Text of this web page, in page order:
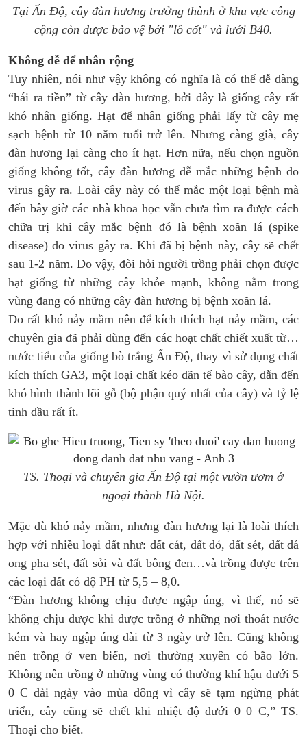
Tại Ấn Độ, cây đàn hương trưởng thành ở khu vực công
cộng còn được bảo vệ bởi "lô cốt" và lưới B40.
Không dễ để nhân rộng
Tuy nhiên, nói như vậy không có nghĩa là có thể dễ dàng
“hái ra tiền” từ cây đàn hương, bởi đây là giống cây rất
khó nhân giống. Hạt để nhân giống phải lấy từ cây mẹ
sạch bệnh từ 10 năm tuổi trở lên. Nhưng càng già, cây
đàn hương lại càng cho ít hạt. Hơn nữa, nếu chọn nguồn
giống không tốt, cây đàn hương dễ mắc những bệnh do
virus gây ra. Loài cây này có thể mắc một loại bệnh mà
đến bây giờ các nhà khoa học vẫn chưa tìm ra được cách
chữa trị khi cây mắc bệnh đó là bệnh xoăn lá (spike
disease) do virus gây ra. Khi đã bị bệnh này, cây sẽ chết
sau 1-2 năm. Do vậy, đòi hỏi người trồng phải chọn được
hạt giống từ những cây khỏe mạnh, không nằm trong
vùng đang có những cây đàn hương bị bệnh xoăn lá.
Do rất khó nảy mầm nên để kích thích hạt nảy mầm, các
chuyên gia đã phải dùng đến các hoạt chất chiết xuất từ…
nước tiểu của giống bò trắng Ấn Độ, thay vì sử dụng chất
kích thích GA3, một loại chất kéo dãn tế bào cây, dẫn đến
khó hình thành lõi gỗ (bộ phận quý nhất của cây) và tỷ lệ
tinh dầu rất ít.
TS. Thoại và chuyên gia Ấn Độ tại một vườn ươm ở
ngoại thành Hà Nội.
Mặc dù khó nảy mầm, nhưng đàn hương lại là loài thích
hợp với nhiều loại đất như: đất cát, đất đỏ, đất sét, đất đá
ong pha sét, đất sỏi và đất bông đen…và trồng được trên
các loại đất có độ PH từ 5,5 – 8,0.
“Đàn hương không chịu được ngập úng, vì thế, nó sẽ
không chịu được khi được trồng ở những nơi thoát nước
kém và hay ngập úng dài từ 3 ngày trở lên. Cũng không
nên trồng ở ven biển, nơi thường xuyên có bão lớn.
Không nên trồng ở những vùng có thường khí hậu dưới 5
0 C dài ngày vào mùa đông vì cây sẽ tạm ngừng phát
triển, cây cũng sẽ chết khi nhiệt độ dưới 0 0 C,” TS.
Thoại cho biết.